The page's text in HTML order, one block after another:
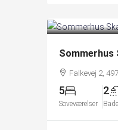
Sommerhus
Falkevej 2,
5
Soveværelser
2